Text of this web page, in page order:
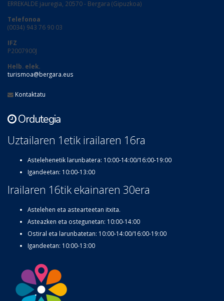
ERREKALDE jauregia, 20570 - Bergara (Gipuzkoa)
Telefonoa
(0034) 943 76 90 03
IFZ
P2007900J
Helb. elek.
turismoa@bergara.eus
Kontaktatu
Ordutegia
Uztailaren 1etik irailaren 16ra
Astelehenetik larunbatera: 10:00-14:00/16:00-19:00
Igandeetan: 10:00-13:00
Irailaren 16tik ekainaren 30era
Astelehen eta astearteetan itxita.
Asteazken eta ostegunetan: 10:00-14:00
Ostiral eta larunbatetan: 10:00-14:00/16:00-19:00
Igandeetan: 10:00-13:00